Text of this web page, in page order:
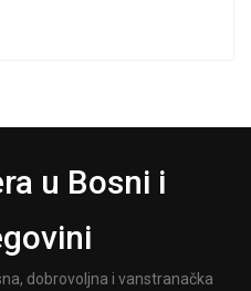
u Bosni i
dobrovoljna i vanstranačka